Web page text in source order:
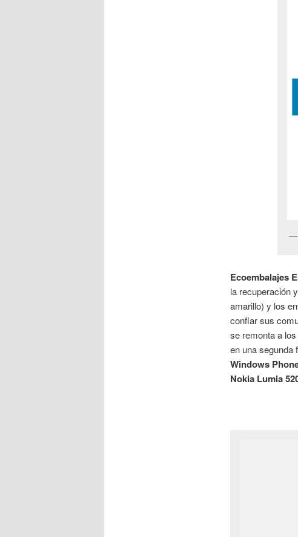
Ecoembalajes
la recuperación
amarillo) y los
confiar sus
se remonta a
en una segunda
Windows
Nokia Lumia